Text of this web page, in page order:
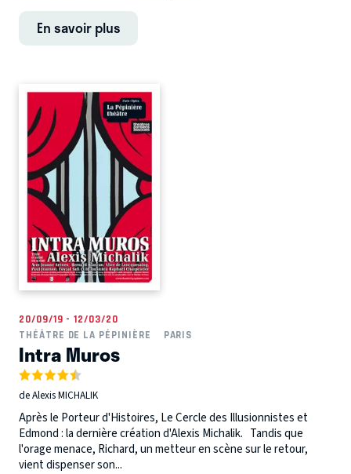
En savoir plus
20/09/19 - 12/03/20
THÉÂTRE DE LA PÉPINIÈRE
PARIS
Intra Muros
de Alexis MICHALIK
Après le Porteur d'Histoires, Le Cercle des Illusionnistes et
Edmond : la dernière création d'Alexis Michalik. Tandis que
l'orage menace, Richard, un metteur en scène sur le retour,
vient dispenser son...